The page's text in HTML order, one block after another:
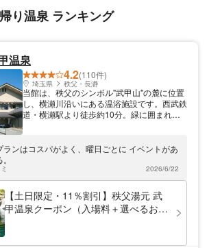
り温泉 ランキング
温泉
4.2(110件)
埼玉県 秩父・長瀞
当館は、秩父のシンボル"武甲山"の麓に位置
し、横瀬川沿いにある温浴施設です。西武鉄
道・横瀬駅より徒歩約10分。緑に囲まれた
純硫黄泉で、美肌の湯として親しまれており
ンター、喫茶コーナーなどを完備しており、
入館料のみでご利用いただける無料のアイテ
ムも充実しております。 ・無料漫画3000冊
・無料マッサージチェア ・無料ボードゲー
ム各種 また館外には宿泊施設、キャンプ場
ランはコスパがよく、曜日ごとに イベントがあ
2026/6/22
【土日限定・11％割引】秩父湯元 武
甲温泉クーポン（入場料＋選べるお得